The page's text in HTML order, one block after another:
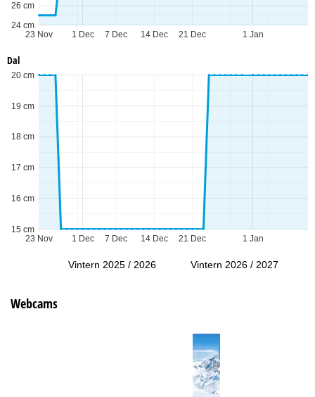
1 Dec 1 Jan
23 Nov 7 Dec 14 Dec 21 Dec
24 cm
26 cm
Dal
1 Dec 1 Jan
23 Nov 7 Dec 14 Dec 21 Dec
15 cm
16 cm
17 cm
18 cm
19 cm
20 cm
Vintern 2025 / 2026 Vintern 2026 / 2027
Webcams